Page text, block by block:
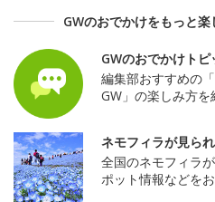
GWのおでかけをもっと楽
GWのおでかけトピ
編集部おすすめの
GW」の楽しみ方を
ネモフィラが見ら
全国のネモフィラ
ポット情報などを